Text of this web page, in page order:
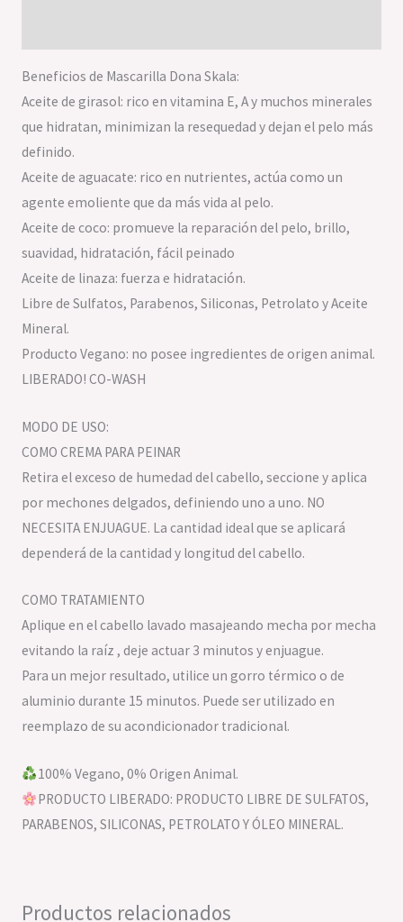
Beneficios de Mascarilla Dona Skala:
Aceite de girasol: rico en vitamina E, A y muchos minerales
que hidratan, minimizan la resequedad y dejan el pelo más
definido.
Aceite de aguacate: rico en nutrientes, actúa como un
agente emoliente que da más vida al pelo.
Aceite de coco: promueve la reparación del pelo, brillo,
suavidad, hidratación, fácil peinado
Aceite de linaza: fuerza e hidratación.
Libre de Sulfatos, Parabenos, Siliconas, Petrolato y Aceite
Mineral.
Producto Vegano: no posee ingredientes de origen animal.
LIBERADO! CO-WASH
MODO DE USO:
COMO CREMA PARA PEINAR
Retira el exceso de humedad del cabello, seccione y aplica
por mechones delgados, definiendo uno a uno. NO
NECESITA ENJUAGUE. La cantidad ideal que se aplicará
dependerá de la cantidad y longitud del cabello.
COMO TRATAMIENTO
Aplique en el cabello lavado masajeando mecha por mecha
evitando la raíz , deje actuar 3 minutos y enjuague.
Para un mejor resultado, utilice un gorro térmico o de
aluminio durante 15 minutos. Puede ser utilizado en
reemplazo de su acondicionador tradicional.
100% Vegano, 0% Origen Animal.
PRODUCTO LIBERADO: PRODUCTO LIBRE DE SULFATOS,
PARABENOS, SILICONAS, PETROLATO Y ÓLEO MINERAL.
Productos relacionados